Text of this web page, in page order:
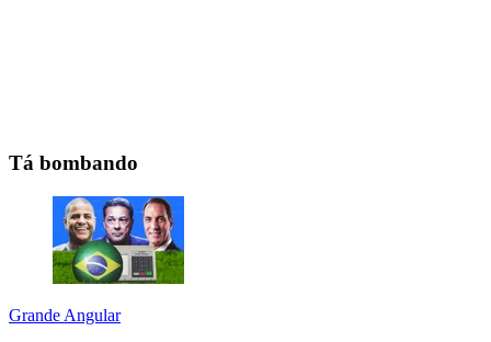
Tá bombando
Grande Angular